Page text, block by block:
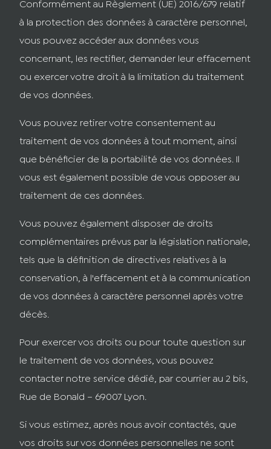
Conformément au Règlement (UE) 2016/679 relatif
à la protection des données à caractère personnel,
vous pouvez accéder aux données vous
concernant, les rectifier, demander leur effacement
ou exercer votre droit à la limitation du traitement
de vos données.
Vous pouvez retirer votre consentement au
traitement de vos données à tout moment, ainsi
que bénéficier de la portabilité de vos données. Il
vous est également possible de vous opposer au
traitement de ces données.
Vous pouvez également disposer de droits
complémentaires prévus par la législation nationale,
tels que la définition de directives relatives à la
conservation, à l'effacement et à la communication
de vos données à caractère personnel après votre
décès.
Pour exercer vos droits ou pour toute question sur
le traitement de vos données, vous pouvez
contacter notre service dédié, par courrier au 2 bis,
Rue de Bonald – 69007 Lyon.
Si vous estimez, après nous avoir contactés, que
vos droits sur vos données personnelles ne sont